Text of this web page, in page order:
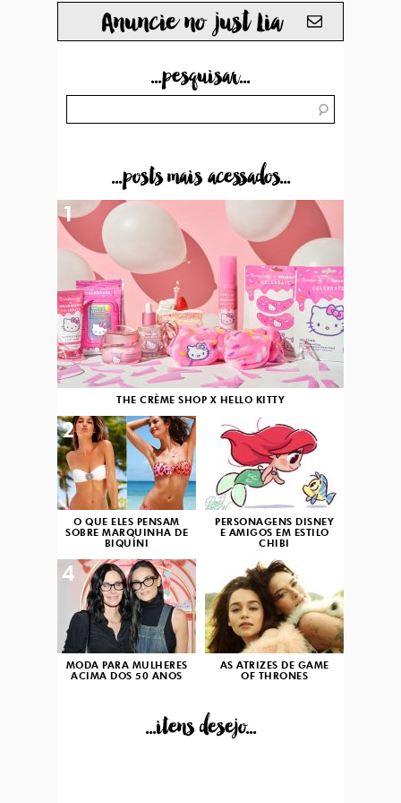
Anuncie no just Lia
...pesquisar...
...posts mais acessados...
THE CRÈME SHOP X HELLO KITTY
1
O QUE ELES PENSAM
SOBRE MARQUINHA DE
BIQUÍNI
2
PERSONAGENS DISNEY
E AMIGOS EM ESTILO
CHIBI
3
MODA PARA MULHERES
ACIMA DOS 50 ANOS
4
AS ATRIZES DE GAME
OF THRONES
...itens desejo...